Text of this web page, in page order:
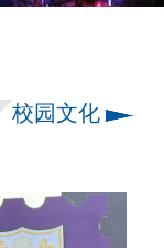
校园文化